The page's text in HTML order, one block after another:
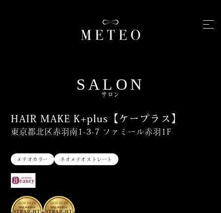
SALON
サロン
HAIR MAKE K+plus【ケープラス】
東京都北区赤羽南1-3-7 ファミール赤羽1F
メテオカラー ネオメテオストレート
2026.04.21 2026.05.26